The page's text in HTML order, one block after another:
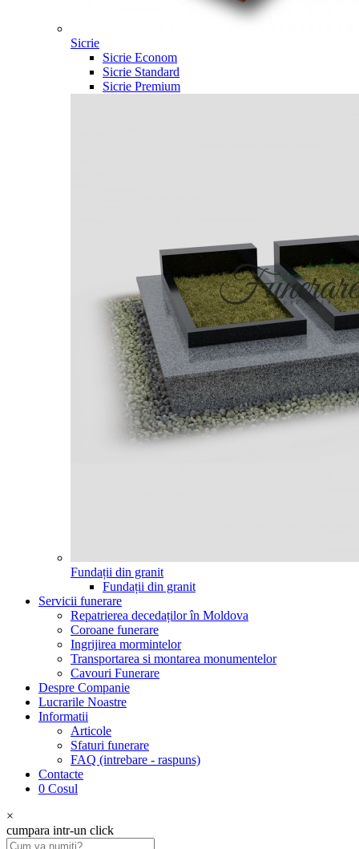
Sicrie
Sicrie Econom
Sicrie Standard
Sicrie Premium
Fundații din granit
Fundații din granit
Servicii funerare
Repatrierea decedaților în Moldova
Coroane funerare
Ingrijirea mormintelor
Transportarea si montarea monumentelor
Cavouri Funerare
Despre Companie
Lucrarile Noastre
Informatii
Articole
Sfaturi funerare
FAQ (intrebare - raspuns)
Contacte
0 Cosul
×
cumpara intr-un click